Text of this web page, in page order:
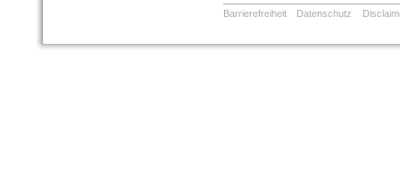
Barrierefreiheit Datenschutz